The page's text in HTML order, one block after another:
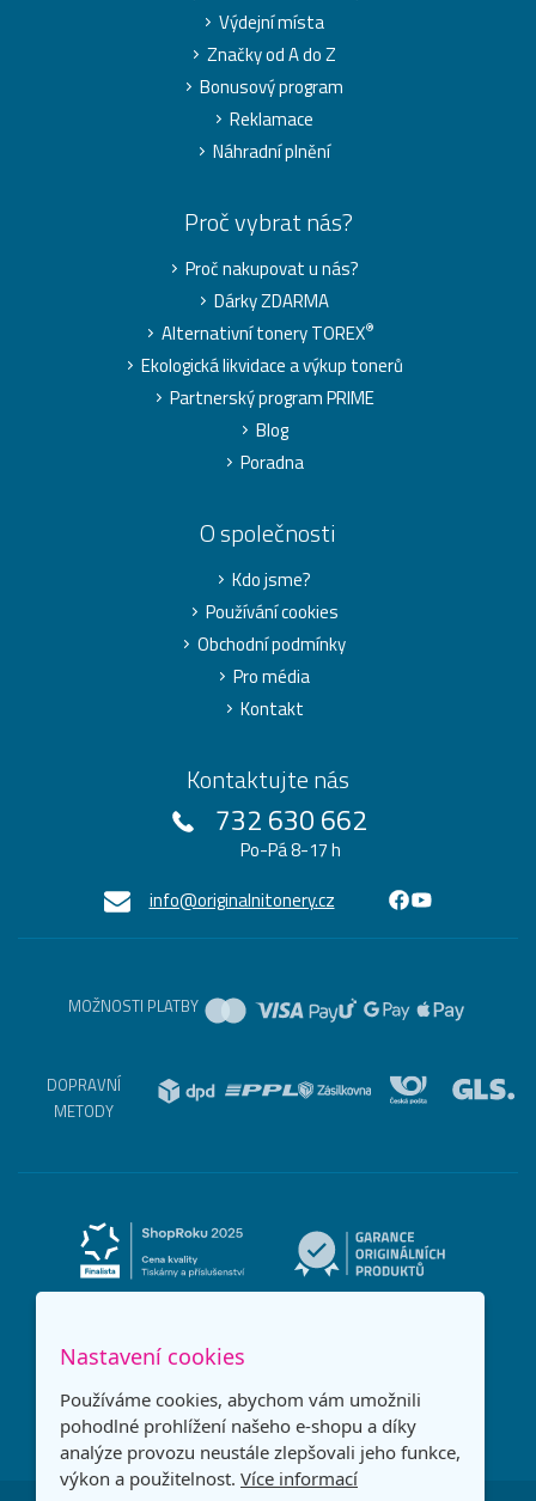
Výdejní místa
Značky od A do Z
Bonusový program
Reklamace
Náhradní plnění
Proč vybrat nás?
Proč nakupovat u nás?
Dárky ZDARMA
Alternativní tonery TOREX®
Ekologická likvidace a výkup tonerů
Partnerský program PRIME
Blog
Poradna
O společnosti
Kdo jsme?
Používání cookies
Obchodní podmínky
Pro média
Kontakt
Kontaktujte nás
732 630 662
Po-Pá 8-17 h
info@originalnitonery.cz
MOŽNOSTI PLATBY
DOPRAVNÍ
METODY
Nastavení cookies
Používáme cookies, abychom vám umožnili
pohodlné prohlížení našeho e-shopu a díky
analýze provozu neustále zlepšovali jeho funkce,
výkon a použitelnost. Více informací